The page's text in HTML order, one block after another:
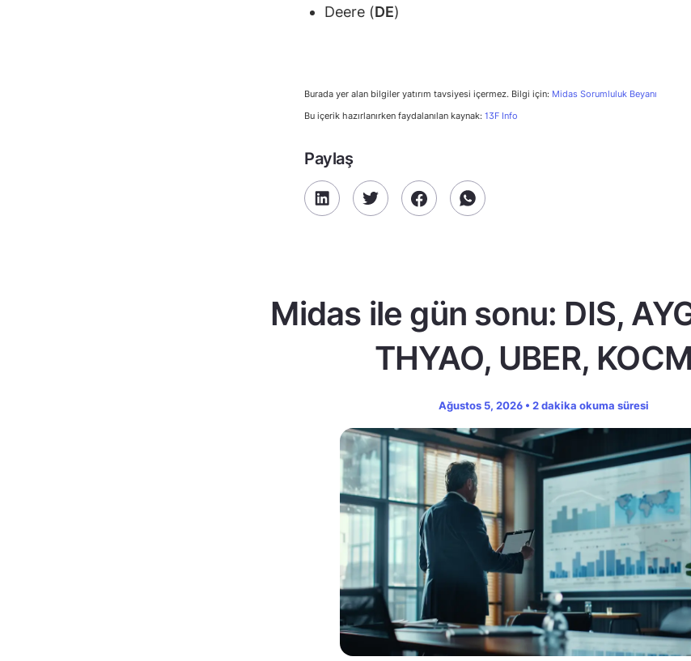
Deere (DE)
Burada yer alan bilgiler yatırım tavsiyesi içermez. Bilgi için: Midas Sorumluluk Beyanı
Bu içerik hazırlanırken faydalanılan kaynak: 13F Info
Paylaş
Midas ile gün sonu: DIS,
THYAO, UBER,
Ağustos 5, 2026 • 2 dakika okuma süresi